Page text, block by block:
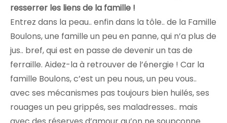
resserrer les liens de la famille !
Entrez dans la peau.. enfin dans la tôle.. de la Famille
Boulons, une famille un peu en panne, qui n’a plus de
jus.. bref, qui est en passe de devenir un tas de
ferraille. Aidez-la à retrouver de l’énergie ! Car la
famille Boulons, c’est un peu nous, un peu vous..
avec ses mécanismes pas toujours bien huilés, ses
rouages un peu grippés, ses maladresses.. mais